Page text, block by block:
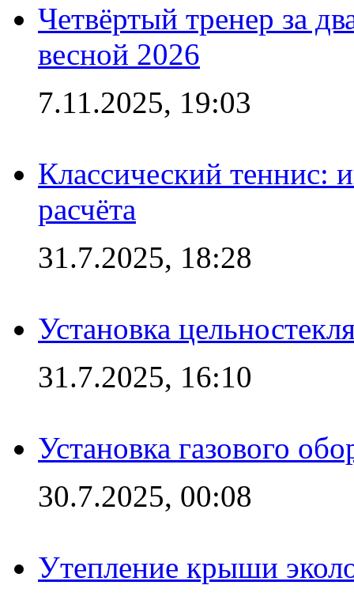
Четвёртый тренер за
весной 2026
7.11.2025, 19:03
Классический теннис:
расчёта
31.7.2025, 18:28
Установка
31.7.2025, 16:10
Установка газового
30.7.2025, 00:08
Утепление крыши